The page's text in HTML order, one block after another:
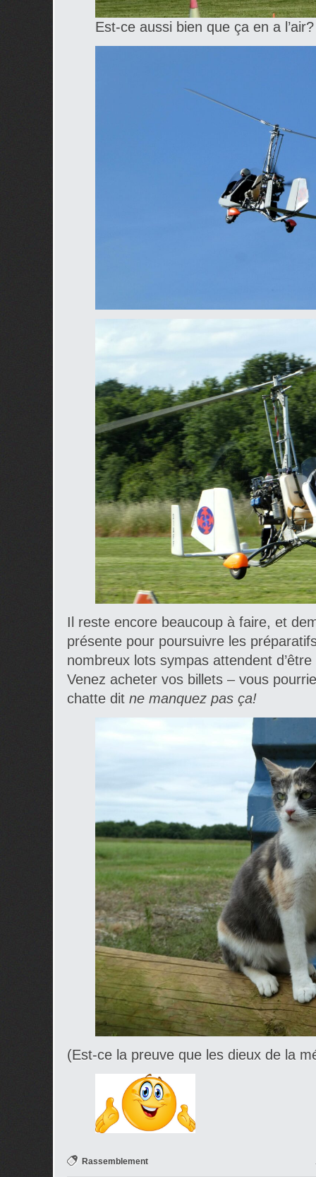
Est-ce aussi bien que ça en a
Il reste encore beaucoup à faire, et
présente pour poursuivre les
nombreux lots sympas attendent
Venez acheter vos billets – vous
chatte dit ne manquez pas ça!
(Est-ce la preuve que les dieux de la
Rassemblement